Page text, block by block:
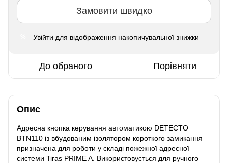
Замовити швидко
Увійти для відображення накопичувальної знижки
До обраного Порівняти
Опис
Адресна кнопка керування автоматикою DETECTO
BTN110 із вбудованим ізолятором короткого замикання
призначена для роботи у складі пожежної адресної
системи Tiras PRIME A. Використовується для ручного